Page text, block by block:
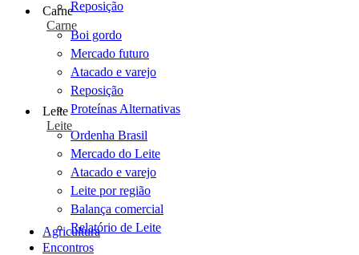
Reposição
Carne
Carne
Boi gordo
Mercado futuro
Atacado e varejo
Reposição
Proteínas Alternativas
Leite
Leite
Ordenha Brasil
Mercado do Leite
Atacado e varejo
Leite por região
Balança comercial
Relatório de Leite
Agricultura
Encontros